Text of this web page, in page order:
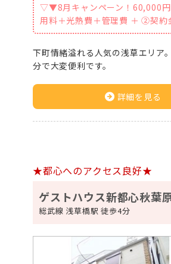
▽▼8月キャンペーン！60,000
用料＋光熱費＋管理費 ＋ ②契
下町情緒溢れる人気の浅草エリア
分で大変便利です。
詳細を見る
★都心へのアクセス良好★
ゲストハウス新都心秋葉
総武線 浅草橋駅 徒歩4分